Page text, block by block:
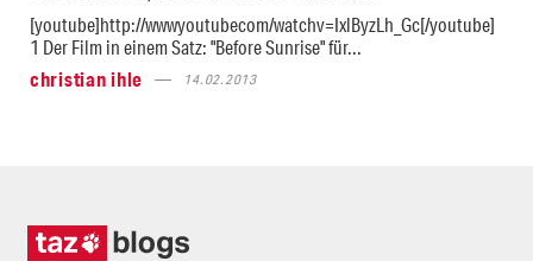
[youtube]http://wwwyoutubecom/watchv=IxlByzLh_Gc[/youtube]
1 Der Film in einem Satz: "Before Sunrise" für...
christian ihle
14.02.2013